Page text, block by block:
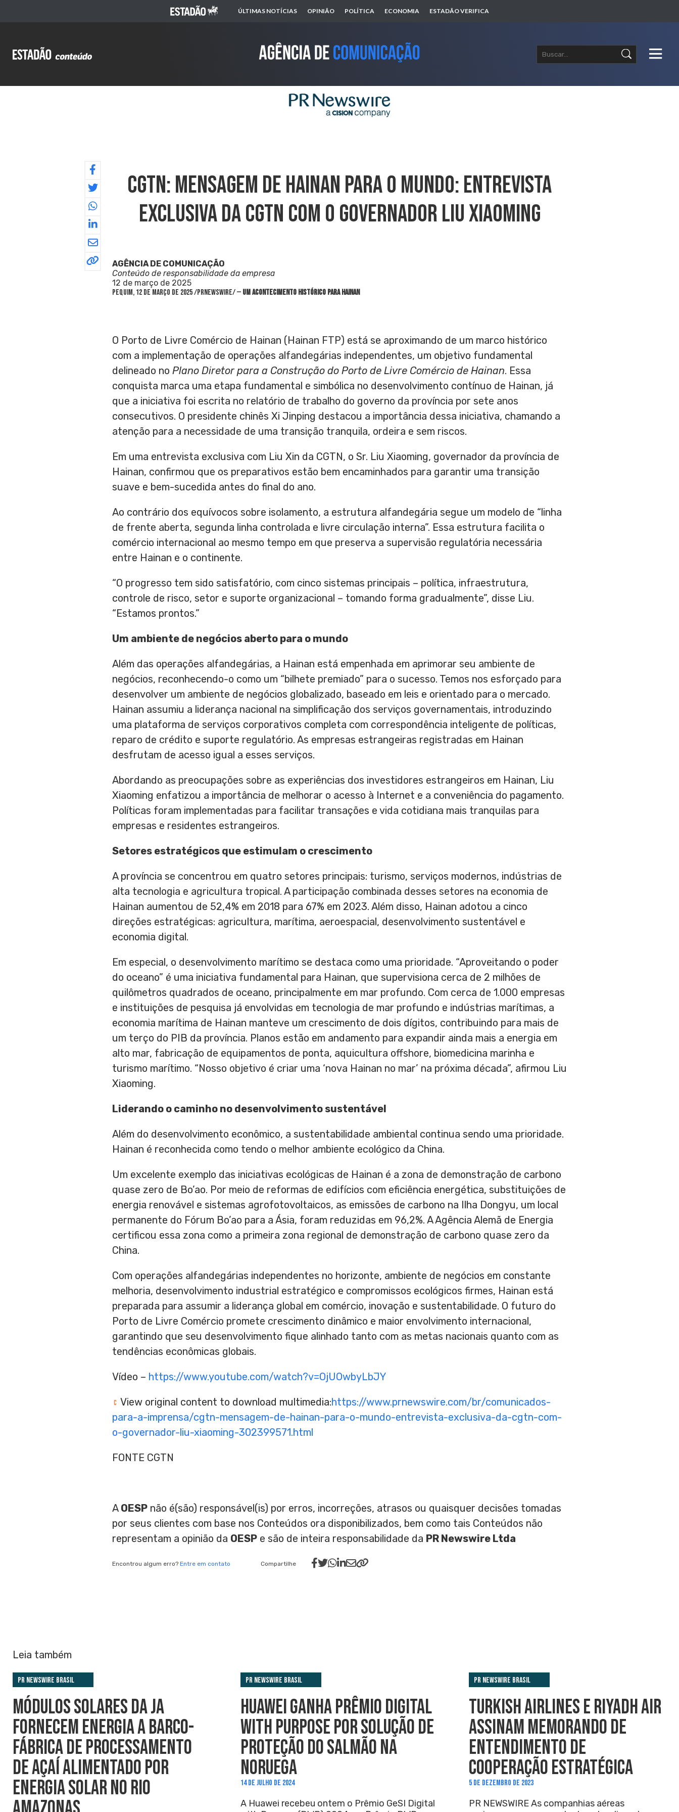
ÚLTIMAS NOTÍCIAS OPINIÃO POLÍTICA ECONOMIA ESTADÃO VERIFICA
CGTN: Mensagem De Hainan Para O Mundo: Entrevista
Exclusiva Da CGTN Com O Governador Liu Xiaoming
AGÊNCIA DE COMUNICAÇÃO
Conteúdo de responsabilidade da empresa
12 de março de 2025
PEQUIM, 12 de março de 2025/PRNewswire/ — Um acontecimento histórico paraHainan
O Porto de Livre Comércio de Hainan (Hainan FTP) está se aproximando de um marco histórico
com a implementação de operações alfandegárias independentes, um objetivo fundamental
delineado no Plano Diretor para a Construção do Porto de Livre Comércio de Hainan. Essa
conquista marca uma etapa fundamental e simbólica no desenvolvimento contínuo de Hainan, já
que a iniciativa foi escrita no relatório de trabalho do governo da província por sete anos
consecutivos. O presidente chinês Xi Jinping destacou a importância dessa iniciativa, chamando a
atenção para a necessidade de uma transição tranquila, ordeira e sem riscos.
Em uma entrevista exclusiva com Liu Xin da CGTN, o Sr. Liu Xiaoming, governador da província de
Hainan, confirmou que os preparativos estão bem encaminhados para garantir uma transição
suave e bem-sucedida antes do final do ano.
Ao contrário dos equívocos sobre isolamento, a estrutura alfandegária segue um modelo de “linha
de frente aberta, segunda linha controlada e livre circulação interna”. Essa estrutura facilita o
comércio internacional ao mesmo tempo em que preserva a supervisão regulatória necessária
entre Hainan e o continente.
“O progresso tem sido satisfatório, com cinco sistemas principais – política, infraestrutura,
controle de risco, setor e suporte organizacional – tomando forma gradualmente”, disse Liu.
“Estamos prontos.”
Um ambiente de negócios aberto para o mundo
Além das operações alfandegárias, a Hainan está empenhada em aprimorar seu ambiente de
negócios, reconhecendo-o como um “bilhete premiado” para o sucesso. Temos nos esforçado para
desenvolver um ambiente de negócios globalizado, baseado em leis e orientado para o mercado.
Hainan assumiu a liderança nacional na simplificação dos serviços governamentais, introduzindo
uma plataforma de serviços corporativos completa com correspondência inteligente de políticas,
reparo de crédito e suporte regulatório. As empresas estrangeiras registradas em Hainan
desfrutam de acesso igual a esses serviços.
Abordando as preocupações sobre as experiências dos investidores estrangeiros em Hainan, Liu
Xiaoming enfatizou a importância de melhorar o acesso à Internet e a conveniência do pagamento.
Políticas foram implementadas para facilitar transações e vida cotidiana mais tranquilas para
empresas e residentes estrangeiros.
Setores estratégicos que estimulam o crescimento
A província se concentrou em quatro setores principais: turismo, serviços modernos, indústrias de
alta tecnologia e agricultura tropical. A participação combinada desses setores na economia de
Hainan aumentou de 52,4% em 2018 para 67% em 2023. Além disso, Hainan adotou a cinco
direções estratégicas: agricultura, marítima, aeroespacial, desenvolvimento sustentável e
economia digital.
Em especial, o desenvolvimento marítimo se destaca como uma prioridade. “Aproveitando o poder
do oceano” é uma iniciativa fundamental para Hainan, que supervisiona cerca de 2 milhões de
quilômetros quadrados de oceano, principalmente em mar profundo. Com cerca de 1.000 empresas
e instituições de pesquisa já envolvidas em tecnologia de mar profundo e indústrias marítimas, a
economia marítima de Hainan manteve um crescimento de dois dígitos, contribuindo para mais de
um terço do PIB da província. Planos estão em andamento para expandir ainda mais a energia em
alto mar, fabricação de equipamentos de ponta, aquicultura offshore, biomedicina marinha e
turismo marítimo. “Nosso objetivo é criar uma ‘nova Hainan no mar’ na próxima década”, afirmou Liu
Xiaoming.
Liderando o caminho no desenvolvimento sustentável
Além do desenvolvimento econômico, a sustentabilidade ambiental continua sendo uma prioridade.
Hainan é reconhecida como tendo o melhor ambiente ecológico da China.
Um excelente exemplo das iniciativas ecológicas de Hainan é a zona de demonstração de carbono
quase zero de Bo’ao. Por meio de reformas de edifícios com eficiência energética, substituições de
energia renovável e sistemas agrofotovoltaicos, as emissões de carbono na Ilha Dongyu, um local
permanente do Fórum Bo’ao para a Ásia, foram reduzidas em 96,2%. A Agência Alemã de Energia
certificou essa zona como a primeira zona regional de demonstração de carbono quase zero da
China.
Com operações alfandegárias independentes no horizonte, ambiente de negócios em constante
melhoria, desenvolvimento industrial estratégico e compromissos ecológicos firmes, Hainan está
preparada para assumir a liderança global em comércio, inovação e sustentabilidade. O futuro do
Porto de Livre Comércio promete crescimento dinâmico e maior envolvimento internacional,
garantindo que seu desenvolvimento fique alinhado tanto com as metas nacionais quanto com as
tendências econômicas globais.
Vídeo – https://www.youtube.com/watch?v=OjUOwbyLbJY
View original content to download multimedia:https://www.prnewswire.com/br/comunicados-
para-a-imprensa/cgtn-mensagem-de-hainan-para-o-mundo-entrevista-exclusiva-da-cgtn-com-
o-governador-liu-xiaoming-302399571.html
FONTE CGTN
A OESP não é(são) responsável(is) por erros, incorreções, atrasos ou quaisquer decisões tomadas
por seus clientes com base nos Conteúdos ora disponibilizados, bem como tais Conteúdos não
representam a opinião da OESP e são de inteira responsabilidade da PR Newswire Ltda
Encontrou algum erro? Entre em contato Compartilhe
Leia também
PR Newswire Brasil
MÓDULOS SOLARES DA JA
FORNECEM ENERGIA A BARCO-
FÁBRICA DE PROCESSAMENTO
DE AÇAÍ ALIMENTADO POR
ENERGIA SOLAR NO RIO
PR Newswire Brasil
HUAWEI GANHA PRÊMIO DIGITAL
WITH PURPOSE POR SOLUÇÃO DE
PROTEÇÃO DO SALMÃO NA
NORUEGA
14 DE JULHO DE 2024
A Huawei recebeu ontem o Prêmio GeSI Digital
PR Newswire Brasil
TURKISH AIRLINES E RIYADH AIR
ASSINAM MEMORANDO DE
ENTENDIMENTO DE
COOPERAÇÃO ESTRATÉGICA
5 DE DEZEMBRO DE 2023
PR NEWSWIRE As companhias aéreas